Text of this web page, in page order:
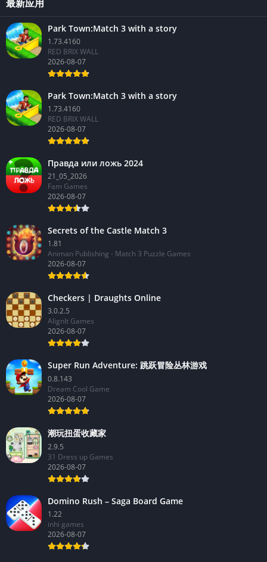
最新应用
Park Town:Match 3 with a story
1.73.4160
RED BRIX WALL
2026-08-07
Park Town:Match 3 with a story
1.73.4160
RED BRIX WALL
2026-08-07
Правда или ложь 2024
21_05_2026
Fam Games
2026-08-07
Secrets of the Castle Match 3
1.81
Animan Publishing - Match 3 Puzzle Games
2026-08-07
Checkers | Draughts Online
3.0.2.5
AlignIt Games
2026-08-07
Super Run Adventure: 跳跃冒险丛林游戏
0.8.143
Dream Cool Game
2026-08-07
潮玩扭蛋收藏家
2.9.5
31 Dress up Games
2026-08-07
Domino Rush – Saga Board Game
1.22
inhi games
2026-08-07